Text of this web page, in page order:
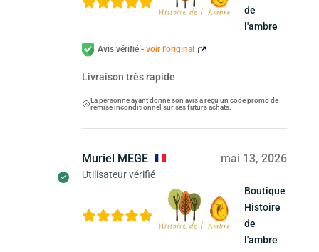
de
l'ambre
Avis vérifié - voir l’original
Livraison très rapide
La personne ayant donné son avis a reçu un code promo de
remise inconditionnel sur ses futurs achats.
Muriel MEGE
Utilisateur vérifié
mai 13, 2026
Boutique
Histoire
de
l'ambre